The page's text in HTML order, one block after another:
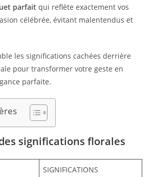
parfait qui reflète exactement vos
célébrée, évitant malentendus et
les significations cachées derrière
pour transformer votre geste en
parfaite.
significations florales
SIGNIFICATIONS